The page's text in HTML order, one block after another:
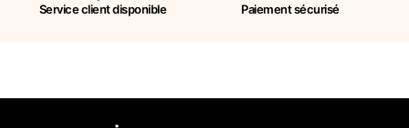
Service client disponible Paiement sécurisé